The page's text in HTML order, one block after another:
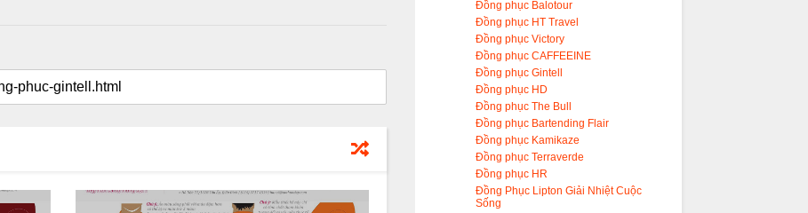
Đồng phục Balotour
Đồng phục HT Travel
Đồng phục Victory
Đồng phục CAFFEEINE
Đồng phục Gintell
Đồng phục HD
Đồng phục The Bull
Đồng phục Bartending Flair
Đồng phục Kamikaze
Đồng phục Terraverde
Đồng phục HR
Đồng Phục Lipton Giải Nhiệt Cuộc
Sống